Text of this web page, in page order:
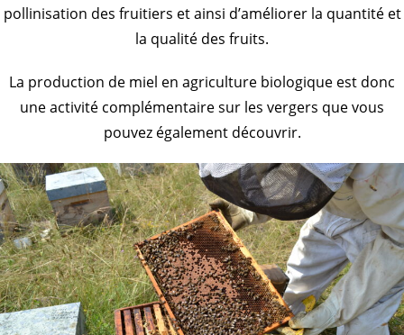
pollinisation des fruitiers et ainsi d’améliorer la quantité et
la qualité des fruits.
La production de miel en agriculture biologique est donc
une activité complémentaire sur les vergers que vous
pouvez également découvrir.